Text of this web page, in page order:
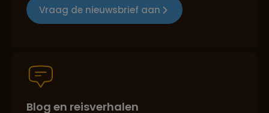
Best beoordeelde reisroutes
Vraag de nieuwsbrief aan
Blog en reisverhalen